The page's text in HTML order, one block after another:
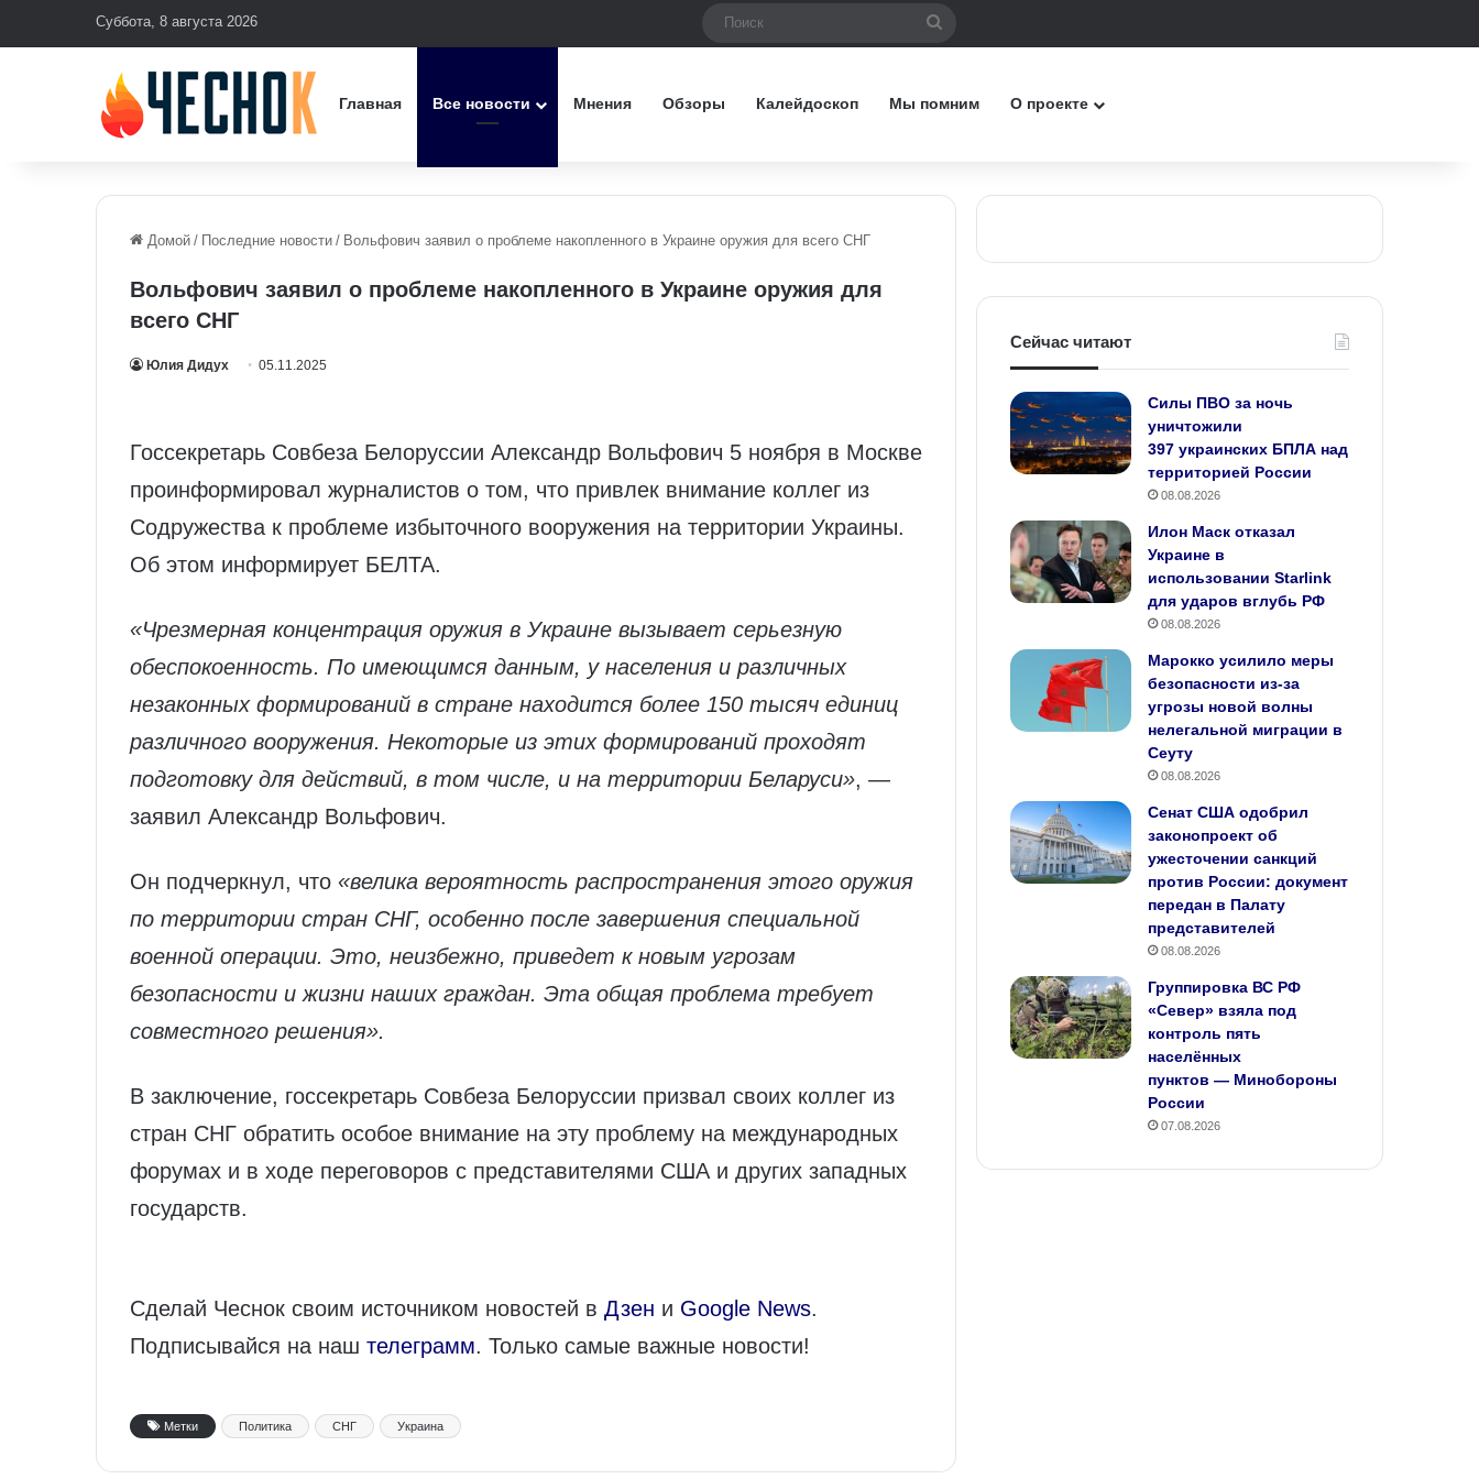
Суббота, 8 августа 2026
Главная Все новости Мнения Обзоры Калейдоскоп Мы помним О проекте
Домой / Последние новости / Вольфович заявил о проблеме накопленного в Украине оружия для всего СНГ
Вольфович заявил о проблеме накопленного в Украине оружия для
всего СНГ
Юлия Дидух 05.11.2025
Госсекретарь Совбеза Белоруссии Александр Вольфович 5 ноября в Москве
проинформировал журналистов о том, что привлек внимание коллег из
Содружества к проблеме избыточного вооружения на территории Украины.
Об этом информирует БЕЛТА.
«Чрезмерная концентрация оружия в Украине вызывает серьезную
обеспокоенность. По имеющимся данным, у населения и различных
незаконных формирований в стране находится более 150 тысяч единиц
различного вооружения. Некоторые из этих формирований проходят
подготовку для действий, в том числе, и на территории Беларуси», —
заявил Александр Вольфович.
Он подчеркнул, что «велика вероятность распространения этого оружия
по территории стран СНГ, особенно после завершения специальной
военной операции. Это, неизбежно, приведет к новым угрозам
безопасности и жизни наших граждан. Эта общая проблема требует
совместного решения».
В заключение, госсекретарь Совбеза Белоруссии призвал своих коллег из
стран СНГ обратить особое внимание на эту проблему на международных
форумах и в ходе переговоров с представителями США и других западных
государств.
Сделай Чеснок своим источником новостей в Дзен и Google News.
Подписывайся на наш телеграмм. Только самые важные новости!
Метки Политика СНГ Украина
Сейчас читают
Силы ПВО за ночь
уничтожили
397 украинских БПЛА над
территорией России
08.08.2026
Илон Маск отказал
Украине в
использовании Starlink
для ударов вглубь РФ
08.08.2026
Марокко усилило меры
безопасности из‑за
угрозы новой волны
нелегальной миграции в
Сеуту
08.08.2026
Сенат США одобрил
законопроект об
ужесточении санкций
против России: документ
передан в Палату
представителей
08.08.2026
Группировка ВС РФ
«Север» взяла под
контроль пять
населённых
пунктов — Минобороны
России
07.08.2026